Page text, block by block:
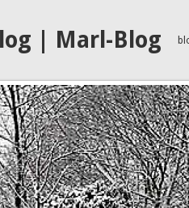
| Marl-Blog